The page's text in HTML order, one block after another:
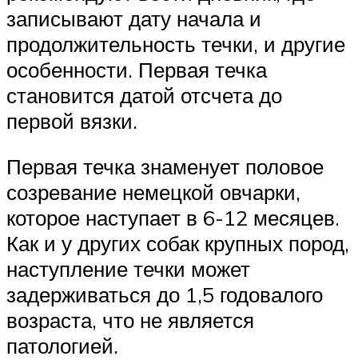
записывают дату начала и
продолжительность течки, и другие
особенности. Первая течка
становится датой отсчета до
первой вязки.
Первая течка знаменует половое
созревание немецкой овчарки,
которое наступает в 6-12 месяцев.
Как и у других собак крупных пород,
наступление течки может
задерживаться до 1,5 годовалого
возраста, что не является
патологией.